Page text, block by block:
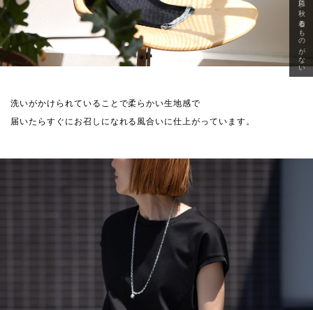
洗いがかけられていることで柔らかい生地感で
届いたらすぐにお召しになれる風合いに仕上がっています。
急に秋、着るものがない